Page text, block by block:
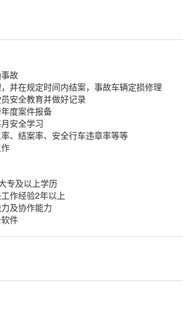
故
并在规定时间内结案，事故车辆定损修理
安全教育并做好记录
度案件报备
安全学习
、结案率、安全行车违章率等等
专及以上学历
作经验2年以上
及协作能力
件